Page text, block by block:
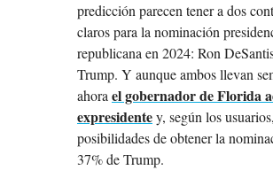
predicción parecen tener a dos
claros para la nominación
republicana en 2024: Ron
Trump. Y aunque ambos llevan
ahora el gobernador de Florida
expresidente y, según los
posibilidades de obtener la
37% de Trump.